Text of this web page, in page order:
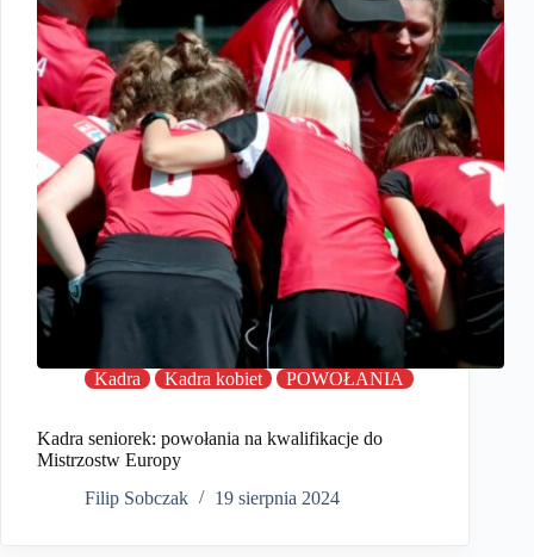
Kadra Kadra kobiet POWOŁANIA
Kadra seniorek: powołania na kwalifikacje do
Mistrzostw Europy
Filip Sobczak
19 sierpnia 2024